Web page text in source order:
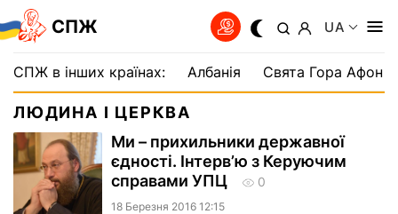
СПЖ UA
СПЖ в інших країнах: Албанія Свята Гора Афон
ЛЮДИНА І ЦЕРКВА
Ми – прихильники державної
єдності. Інтерв’ю з Керуючим
справами УПЦ
0
18 Березня 2016 12:15